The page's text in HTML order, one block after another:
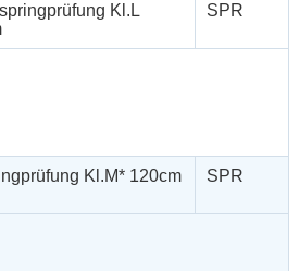
Kl.L
SPR
Kl.M* 120cm SPR